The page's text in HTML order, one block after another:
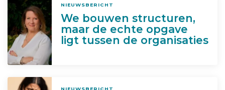
NIEUWSBERICHT
We bouwen structuren,
maar de echte opgave
ligt tussen de organisaties